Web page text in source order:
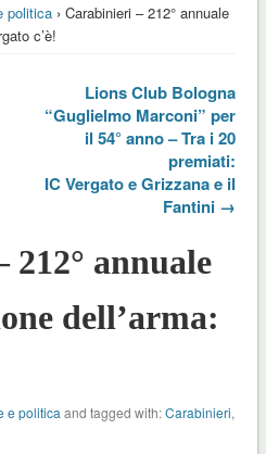
politica› Carabinieri – 212° annuale
c’è!
Lions Club Bologna
“Guglielmo Marconi” per
il 54° anno – Tra i 20
premiati:
IC Vergato e Grizzana e il
Fantini →
annuale
dell’arma:
e politica and tagged with:Carabinieri,